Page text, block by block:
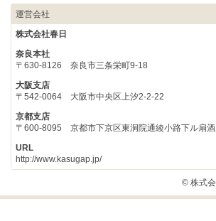
運営会社
株式会社春日
奈良本社
〒630-8126 奈良市三条栄町9-18
大阪支店
〒542-0064 大阪市中央区上汐2-2-22
京都支店
〒600-8095 京都市下京区東洞院通綾小路下ル扇
URL
http://www.kasugap.jp/
© 株式